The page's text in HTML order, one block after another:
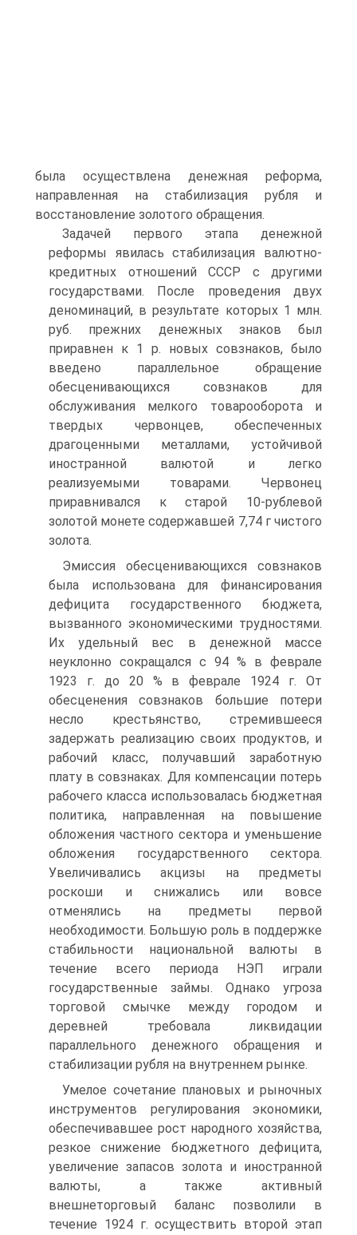
была осуществлена денежная реформа,
направленная на стабилизация рубля и
восстановление золотого обращения.
Задачей первого этапа денежной
реформы явилась стабилизация валютно-
кредитных отношений СССР с другими
государствами. После проведения двух
деноминаций, в результате которых 1 млн.
руб. прежних денежных знаков был
приравнен к 1 р. новых совзнаков, было
введено параллельное обращение
обесценивающихся совзнаков для
обслуживания мелкого товарооборота и
твердых червонцев, обеспеченных
драгоценными металлами, устойчивой
иностранной валютой и легко
реализуемыми товарами. Червонец
приравнивался к старой 10-рублевой
золотой монете содержавшей 7,74 г чистого
золота.
Эмиссия обесценивающихся совзнаков
была использована для финансирования
дефицита государственного бюджета,
вызванного экономическими трудностями.
Их удельный вес в денежной массе
неуклонно сокращался с 94 % в феврале
1923 г. до 20 % в феврале 1924 г. От
обесценения совзнаков большие потери
несло крестьянство, стремившееся
задержать реализацию своих продуктов, и
рабочий класс, получавший заработную
плату в совзнаках. Для компенсации потерь
рабочего класса использовалась бюджетная
политика, направленная на повышение
обложения частного сектора и уменьшение
обложения государственного сектора.
Увеличивались акцизы на предметы
роскоши и снижались или вовсе
отменялись на предметы первой
необходимости. Большую роль в поддержке
стабильности национальной валюты в
течение всего периода НЭП играли
государственные займы. Однако угроза
торговой смычке между городом и
деревней требовала ликвидации
параллельного денежного обращения и
стабилизации рубля на внутреннем рынке.
Умелое сочетание плановых и рыночных
инструментов регулирования экономики,
обеспечивавшее рост народного хозяйства,
резкое снижение бюджетного дефицита,
увеличение запасов золота и иностранной
валюты, а также активный
внешнеторговый баланс позволили в
течение 1924 г. осуществить второй этап